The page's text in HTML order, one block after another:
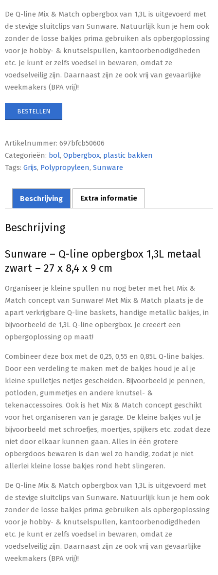
De Q-line Mix & Match opbergbox van 1,3L is uitgevoerd met
de stevige sluitclips van Sunware. Natuurlijk kun je hem ook
zonder de losse bakjes prima gebruiken als opbergoplossing
voor je hobby- & knutselspullen, kantoorbenodigdheden
etc. Je kunt er zelfs voedsel in bewaren, omdat ze
voedselveilig zijn. Daarnaast zijn ze ook vrij van gevaarlijke
weekmakers (BPA vrij)!
BESTELLEN
Artikelnummer: 697bfcb50606
Categorieën: bol, Opbergbox, plastic bakken
Tags: Grijs, Polypropyleen, Sunware
Beschrijving Extra informatie
Beschrijving
Sunware – Q-line opbergbox 1,3L metaal
zwart – 27 x 8,4 x 9 cm
Organiseer je kleine spullen nu nog beter met het Mix &
Match concept van Sunware! Met Mix & Match plaats je de
apart verkrijgbare Q-line baskets, handige metallic bakjes, in
bijvoorbeeld de 1,3L Q-line opbergbox. Je creeërt een
opbergoplossing op maat!
Combineer deze box met de 0,25, 0,55 en 0,85L Q-line bakjes.
Door een verdeling te maken met de bakjes houd je al je
kleine spulletjes netjes gescheiden. Bijvoorbeeld je pennen,
potloden, gummetjes en andere knutsel- &
tekenaccessoires. Ook is het Mix & Match concept geschikt
voor het organiseren van je garage. De kleine bakjes vul je
bijvoorbeeld met schroefjes, moertjes, spijkers etc. zodat deze
niet door elkaar kunnen gaan. Alles in één grotere
opbergdoos bewaren is dan wel zo handig, zodat je niet
allerlei kleine losse bakjes rond hebt slingeren.
De Q-line Mix & Match opbergbox van 1,3L is uitgevoerd met
de stevige sluitclips van Sunware. Natuurlijk kun je hem ook
zonder de losse bakjes prima gebruiken als opbergoplossing
voor je hobby- & knutselspullen, kantoorbenodigdheden
etc. Je kunt er zelfs voedsel in bewaren, omdat ze
voedselveilig zijn. Daarnaast zijn ze ook vrij van gevaarlijke
weekmakers (BPA vrij)!